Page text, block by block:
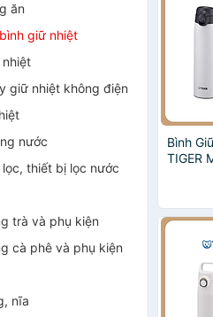
ăn
giữ nhiệt
nhiệt
giữ nhiệt không điện
nước
lọc, thiết bị lọc nước
trà và phụ kiện
cà phê và phụ kiện
nĩa
Bình
TIGER